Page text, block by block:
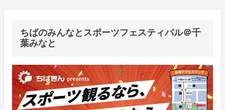
ちばのみんなとスポーツフェスティバル＠千
葉みなと